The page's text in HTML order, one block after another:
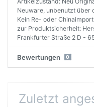
Neuware, unbenutzt über
Kein Re- oder
zur Produktsicherheit:
Frankfurter Straße 2 D -
Bewertungen 0
Zuletzt